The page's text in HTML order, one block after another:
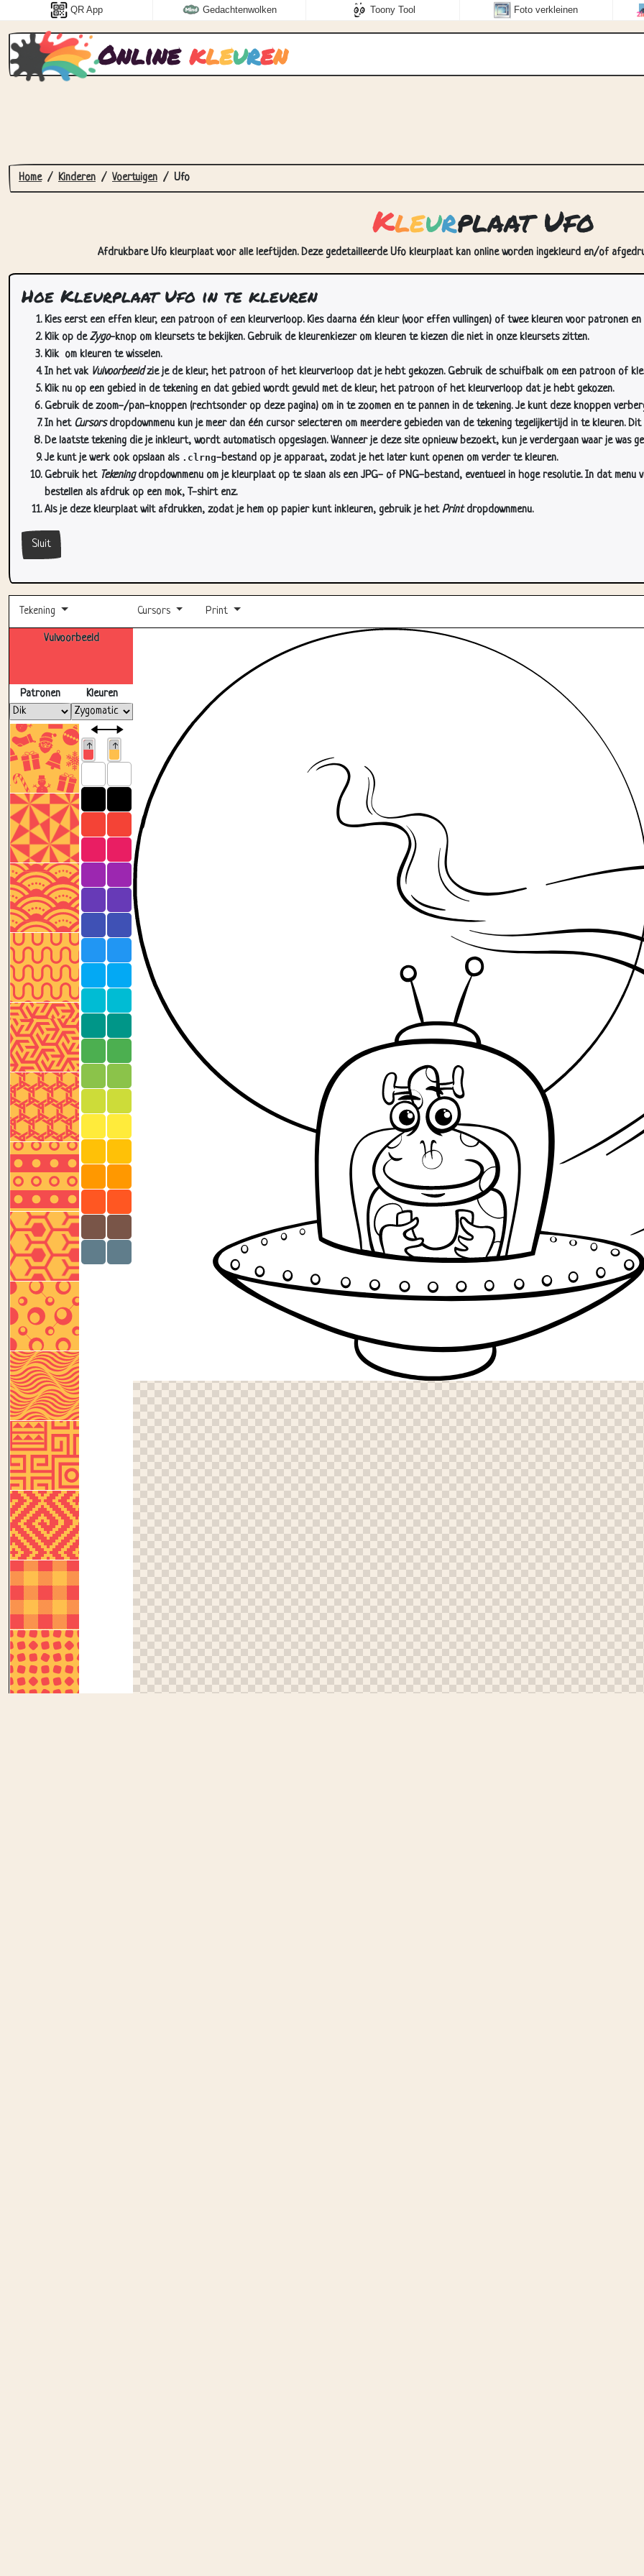
QR App Gedachtenwolken Toony Tool Foto verkleinen
Online kleuren
Home Kinderen Voertuigen Ufo
Kleurplaat Ufo
Afdrukbare Ufo kleurplaat voor alle leeftijden. Deze gedetailleerde Ufo kleurplaat kan online worden ingekleurd en/of
Hoe Kleurplaat Ufo in te kleuren
Kies eerst een effen kleur, een patroon of een kleurverloop. Kies daarna één kleur (voor effen vullingen) of twee kleuren voor patronen en
Klik op deZygo-knop om kleursets te bekijken. Gebruik de kleurenkiezer om kleuren te kiezen die niet in onze kleursets zitten.
Klik om kleuren te wisselen.
In het vak Vulvoorbeeldzie je de kleur, het patroon of het kleurverloop dat je hebt gekozen. Gebruik de schuifbalk om een patroon of
Klik nu op een gebied in de tekening en dat gebied wordt gevuld met de kleur, het patroon of het kleurverloop dat je hebt gekozen.
Gebruik de zoom-/pan-knoppen (rechtsonder op deze pagina) om in te zoomen en te pannen in de tekening. Je kunt deze knoppen
In het Cursorsdropdownmenu kun je meer dan één cursor selecteren om meerdere gebieden van de tekening tegelijkertijd in te kleuren. Dit
De laatste tekening die je inkleurt, wordt automatisch opgeslagen. Wanneer je deze site opnieuw bezoekt, kun je verdergaan waar je was
Je kunt je werk ook opslaan als .clrng-bestand op je apparaat, zodat je het later kunt openen om verder te kleuren.
Gebruik het Tekeningdropdownmenu om je kleurplaat op te slaan als een JPG- of PNG-bestand, eventueel in hoge resolutie. In dat
bestellen als afdruk op een mok, T-shirt enz.
Als je deze kleurplaat wilt afdrukken, zodat je hem op papier kunt inkleuren, gebruik je hetPrintdropdownmenu.
Sluit
Tekening Cursors Print
Vulvoorbeeld
Patronen Kleuren